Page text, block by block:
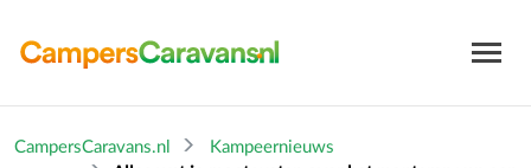
CampersCaravans.nl
Kampeernieuws